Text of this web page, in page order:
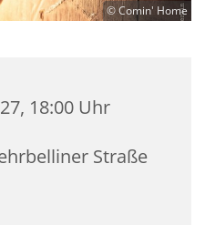
© Comin' Home
18:00 Uhr
Straße